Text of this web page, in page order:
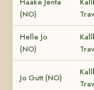
(NO)
Helle Jo
(NO)
Jo Gutt (NO)